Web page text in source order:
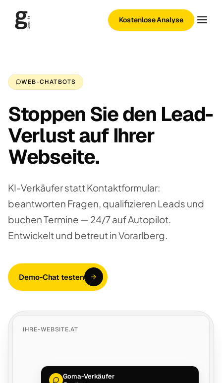
Kostenlose Analyse
WEB-CHATBOTS
Stoppen Sie den Lead-
Verlust auf Ihrer
Webseite.
KI-Verkäufer statt Kontaktformular:
beantworten Fragen, qualifizieren Leads und
buchen Termine — 24/7 auf Autopilot.
Entwickelt und betreut in Vorarlberg.
Demo-Chat testen
IHRE-WEBSITE.AT
Goma-Verkäufer